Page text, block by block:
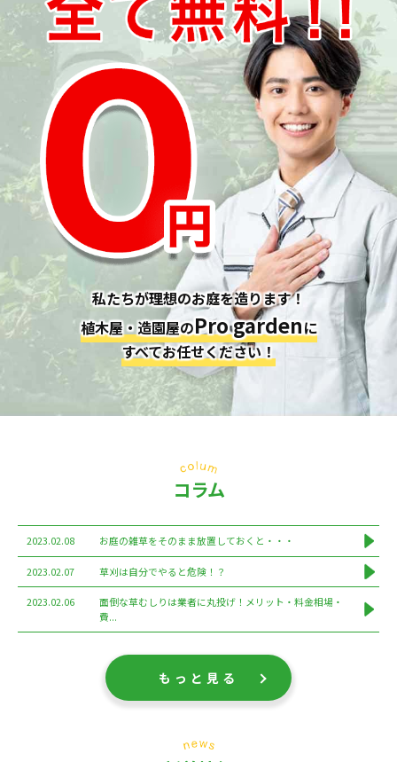
私たちが理想のお庭を造ります！
植木屋・造園屋のPro gardenに
すべてお任せください！
コラム
2023.02.08 お庭の雑草をそのまま放置しておくと・・・
2023.02.07 草刈は自分でやると危険！？
2023.02.06
面倒な草むしりは業者に丸投げ！メリット・料金相場・
費...
もっと見る